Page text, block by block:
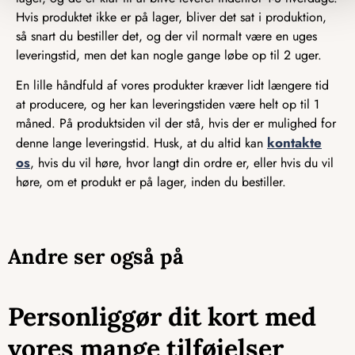
Hvis produktet ikke er på lager, bliver det sat i produktion,
så snart du bestiller det, og der vil normalt være en uges
leveringstid, men det kan nogle gange løbe op til 2 uger.
En lille håndfuld af vores produkter kræver lidt længere tid
at producere, og her kan leveringstiden være helt op til 1
måned. På produktsiden vil der stå, hvis der er mulighed for
denne lange leveringstid. Husk, at du altid kan kontakte
os, hvis du vil høre, hvor langt din ordre er, eller hvis du vil
høre, om et produkt er på lager, inden du bestiller.
Andre ser også på
Personliggør dit kort med
vores mange tilføjelser